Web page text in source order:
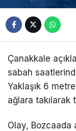
Çanakkale
sabah
Yaklaşık 6
ağlara takılarak
Olay, Bozcaada